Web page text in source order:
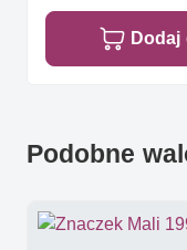
Dodaj
Podobne